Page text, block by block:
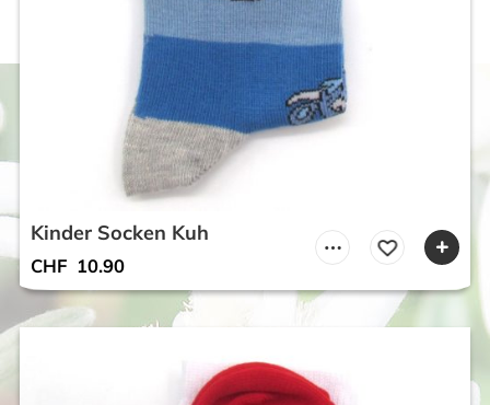
Kinder Socken Kuh
CHF 10.90